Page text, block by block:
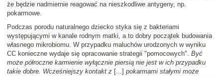
że będzie nadmiernie reagować na nieszkodliwe antygeny, np.
pokarmowe.
Podczas porodu naturalnego dziecko styka się z bakteriami
występującymi w kanale rodnym matki, a to dobry początek budowania
własnego mikrobiomu. W przypadku maluchów urodzonych w wyniku
CC konieczne wydaje się opracowanie strategii "pomocowych". Być
może półroczne karmienie wyłącznie piersią nie jest w ich przypadku
takie dobre. Wcześniejszy kontakt z [...] pokarmami stałymi może